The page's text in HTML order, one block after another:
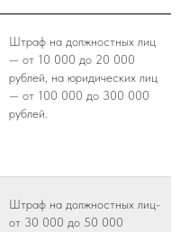
Штраф на должностных лиц
— от 10 000 до 20 000
рублей, на юридических лиц
— от 100 000 до 300 000
рублей.
Штраф на должностных лиц-
от 30 000 до 50 000